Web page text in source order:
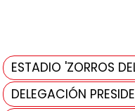
ESTADIO 'ZORROS
DELEGACIÓN